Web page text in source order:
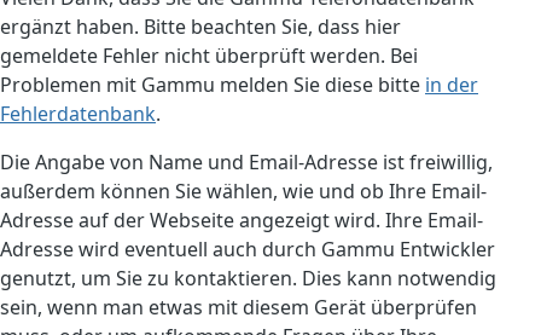
ergänzt haben. Bitte beachten Sie, dass hier
gemeldete Fehler nicht überprüft werden. Bei
Problemen mit Gammu melden Sie diese bitte in der
Fehlerdatenbank.
Die Angabe von Name und Email-Adresse ist freiwillig,
außerdem können Sie wählen, wie und ob Ihre Email-
Adresse auf der Webseite angezeigt wird. Ihre Email-
Adresse wird eventuell auch durch Gammu Entwickler
genutzt, um Sie zu kontaktieren. Dies kann notwendig
sein, wenn man etwas mit diesem Gerät überprüfen